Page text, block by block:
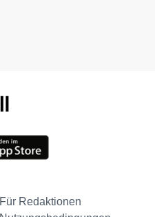
Für Redaktionen